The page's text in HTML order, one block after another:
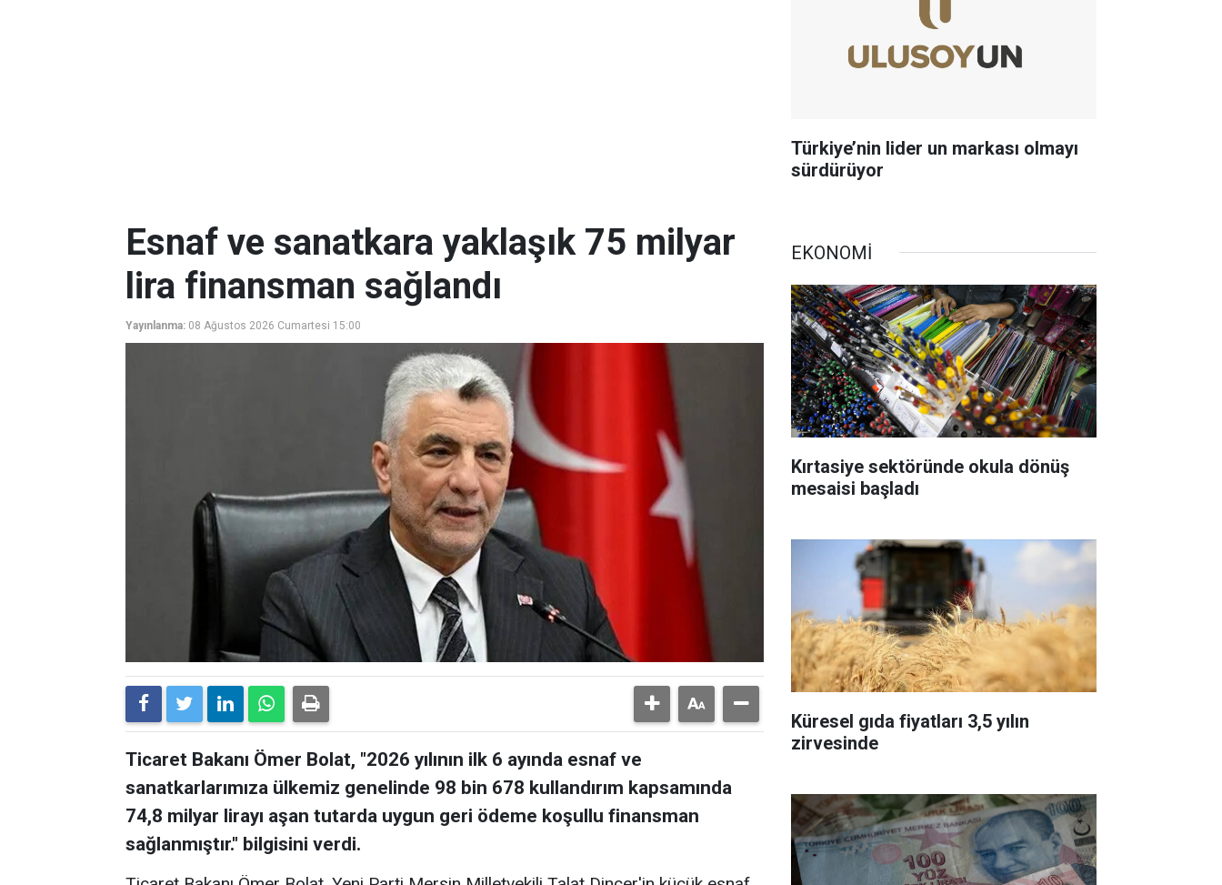
Türkiye’nin lider un markası olmayı
sürdürüyor
Esnaf ve sanatkara yaklaşık 75 milyar
lira finansman sağlandı
Yayınlanma: 08 Ağustos 2026 Cumartesi 15:00
Ticaret Bakanı Ömer Bolat, "2026 yılının ilk 6 ayında esnaf ve
sanatkarlarımıza ülkemiz genelinde 98 bin 678 kullandırım kapsamında
74,8 milyar lirayı aşan tutarda uygun geri ödeme koşullu finansman
sağlanmıştır." bilgisini verdi.
EKONOMİ
Kırtasiye sektöründe okula dönüş
mesaisi başladı
Küresel gıda fiyatları 3,5 yılın
zirvesinde